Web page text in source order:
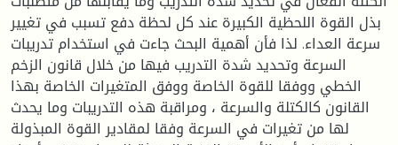
بذل القوة اللحظية الكبيرة عند كل لحظة دفع تسبب في تغيير
سرعة العداء. لذا فأن أهمية البحث جاءت في استخدام تدريبات
السرعة وتحديد شدة التدريب فيها من خلال قانون الزخم
الخطي ووفقا للقوة الخاصة ووفق المتغيرات الخاصة بهذا
القانون كالكتلة والسرعة ، ومراقبة هذه التدريبات وما يحدث
لها من تغيرات في السرعة وفقا لمقادير القوة المبذولة